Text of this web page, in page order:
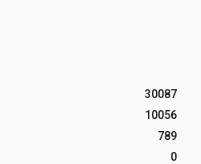
30087
10056
789
0